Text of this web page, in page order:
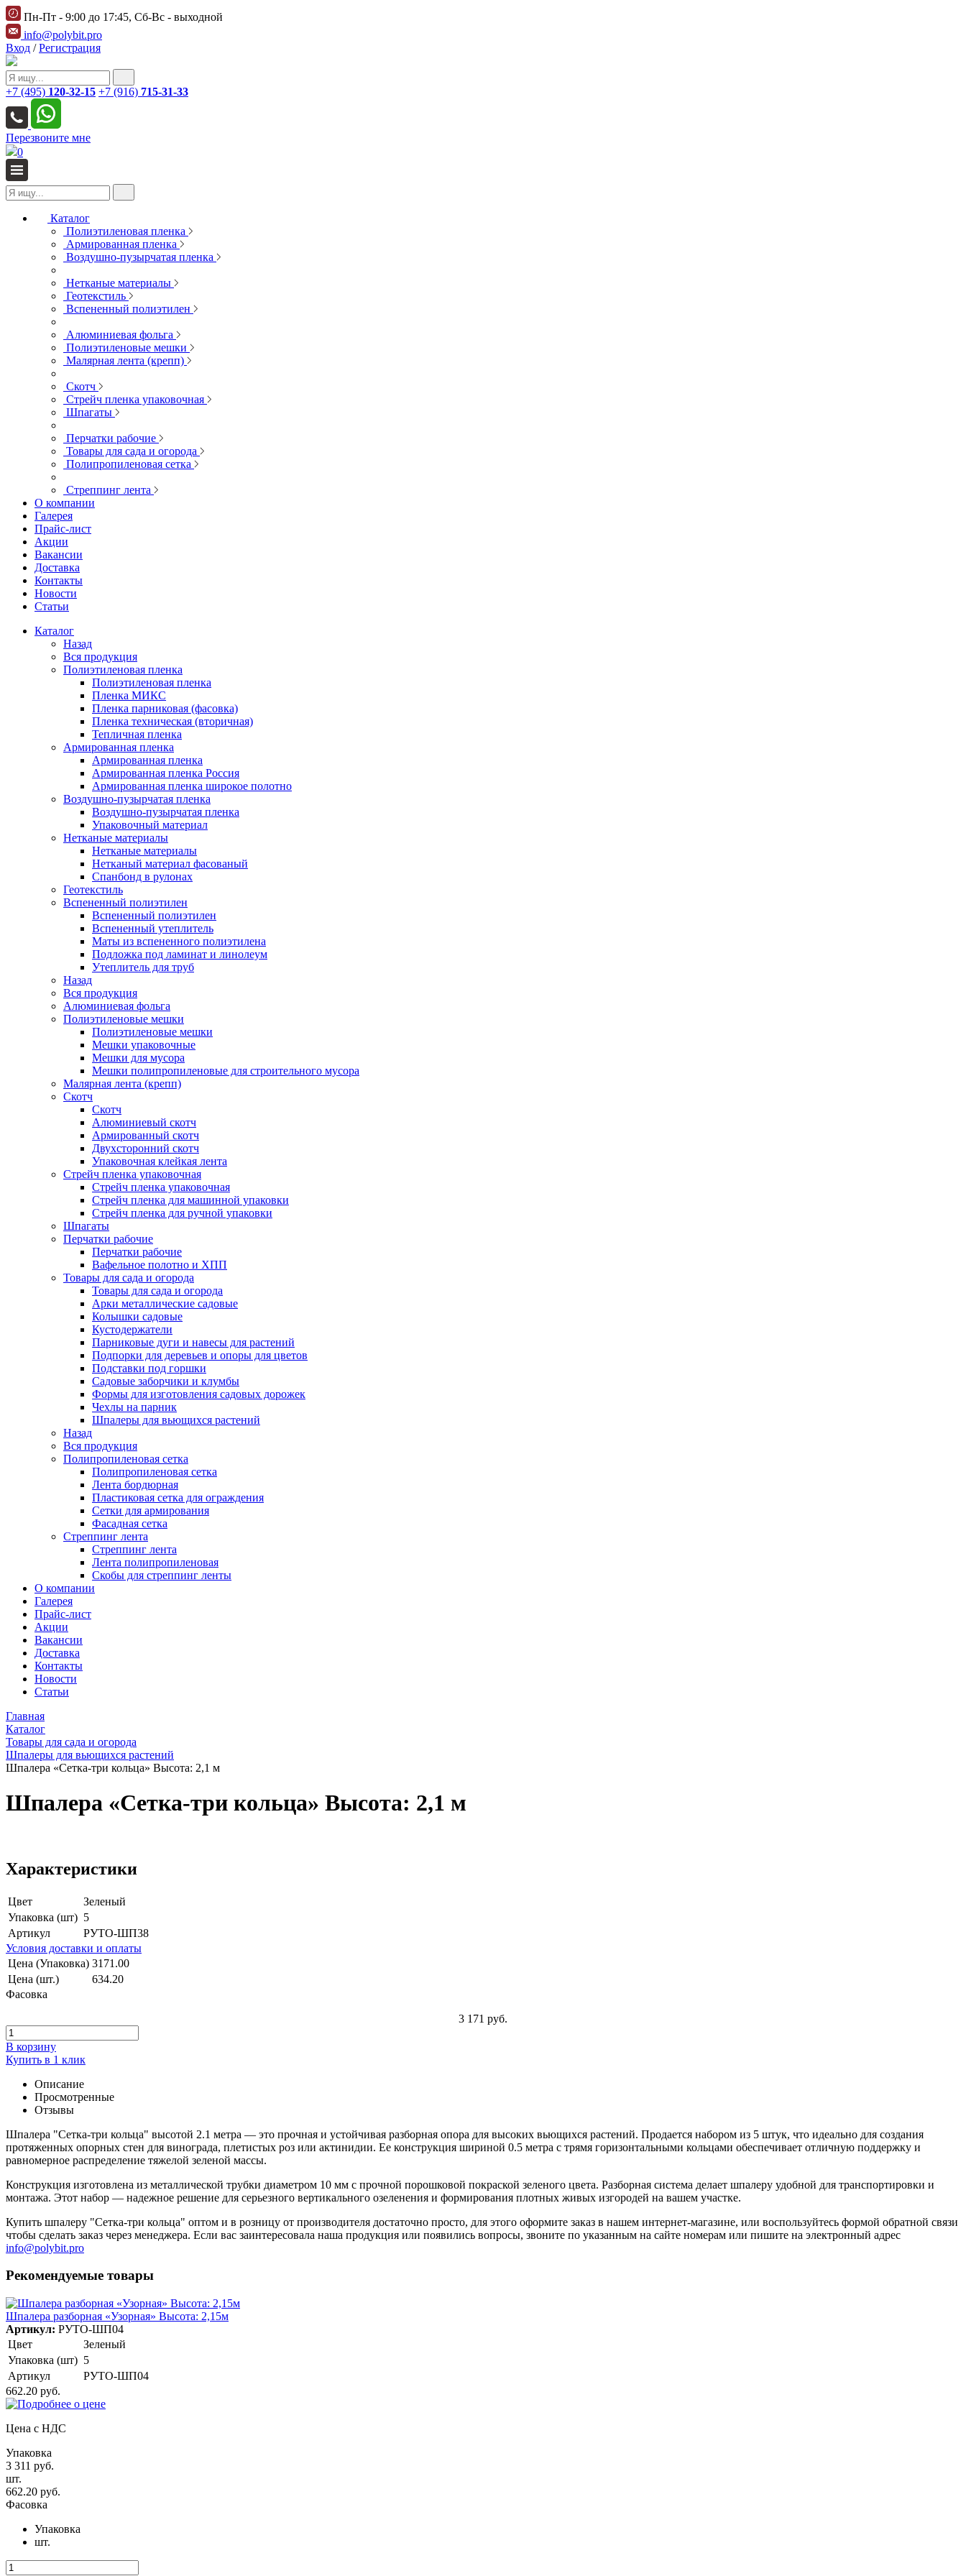
Пн-Пт - 9:00 до 17:45, Сб-Вс - выходной
info@polybit.pro
Вход /Регистрация
+7 (495) 120-32-15 +7 (916) 715-31-33
Перезвоните мне
0
Каталог
Полиэтиленовая пленка
Армированная пленка
Воздушно-пузырчатая пленка
Нетканые материалы
Геотекстиль
Вспененный полиэтилен
Алюминиевая фольга
Полиэтиленовые мешки
Малярная лента (крепп)
Скотч
Стрейч пленка упаковочная
Шпагаты
Перчатки рабочие
Товары для сада и огорода
Полипропиленовая сетка
Стреппинг лента
О компании
Галерея
Прайс-лист
Акции
Вакансии
Доставка
Контакты
Новости
Статьи
Каталог
Назад
Вся продукция
Полиэтиленовая пленка
Полиэтиленовая пленка
Пленка МИКС
Пленка парниковая (фасовка)
Пленка техническая (вторичная)
Тепличная пленка
Армированная пленка
Армированная пленка
Армированная пленка Россия
Армированная пленка широкое полотно
Воздушно-пузырчатая пленка
Воздушно-пузырчатая пленка
Упаковочный материал
Нетканые материалы
Нетканые материалы
Нетканый материал фасованый
Спанбонд в рулонах
Геотекстиль
Вспененный полиэтилен
Вспененный полиэтилен
Вспененный утеплитель
Маты из вспененного полиэтилена
Подложка под ламинат и линолеум
Утеплитель для труб
Назад
Вся продукция
Алюминиевая фольга
Полиэтиленовые мешки
Полиэтиленовые мешки
Мешки упаковочные
Мешки для мусора
Мешки полипропиленовые для строительного мусора
Малярная лента (крепп)
Скотч
Скотч
Алюминиевый скотч
Армированный скотч
Двухсторонний скотч
Упаковочная клейкая лента
Стрейч пленка упаковочная
Стрейч пленка упаковочная
Стрейч пленка для машинной упаковки
Стрейч пленка для ручной упаковки
Шпагаты
Перчатки рабочие
Перчатки рабочие
Вафельное полотно и ХПП
Товары для сада и огорода
Товары для сада и огорода
Арки металлические садовые
Колышки садовые
Кустодержатели
Парниковые дуги и навесы для растений
Подпорки для деревьев и опоры для цветов
Подставки под горшки
Садовые заборчики и клумбы
Формы для изготовления садовых дорожек
Чехлы на парник
Шпалеры для вьющихся растений
Назад
Вся продукция
Полипропиленовая сетка
Полипропиленовая сетка
Лента бордюрная
Пластиковая сетка для ограждения
Сетки для армирования
Фасадная сетка
Стреппинг лента
Стреппинг лента
Лента полипропиленовая
Скобы для стреппинг ленты
О компании
Галерея
Прайс-лист
Акции
Вакансии
Доставка
Контакты
Новости
Статьи
Главная
Каталог
Товары для сада и огорода
Шпалеры для вьющихся растений
Шпалера «Сетка-три кольца» Высота: 2,1 м
Шпалера «Сетка-три кольца» Высота: 2,1 м
Характеристики
Цвет
Зеленый
Упаковка (шт) 5
Артикул
РУТО-ШП38
Условия доставки и оплаты
Цена (Упаковка) 3171.00
Цена (шт.)
634.20
Фасовка
3 171 руб.
В корзину
Купить в 1 клик
Описание
Просмотренные
Отзывы
Шпалера "Сетка-три кольца" высотой 2.1 метра — это прочная и устойчивая разборная опора для высоких вьющихся растений. Продается набором из 5 штук, что идеально для создания
протяженных опорных стен для винограда, плетистых роз или актинидии. Ее конструкция шириной 0.5 метра с трямя горизонтальными кольцами обеспечивает отличную поддержку и
равномерное распределение тяжелой зеленой массы.
Конструкция изготовлена из металлической трубки диаметром 10 мм с прочной порошковой покраской зеленого цвета. Разборная система делает шпалеру удобной для транспортировки и
монтажа. Этот набор — надежное решение для серьезного вертикального озеленения и формирования плотных живых изгородей на вашем участке.
Купить шпалеру "Сетка-три кольца" оптом и в розницу от производителя достаточно просто, для этого оформите заказ в нашем интернет-магазине, или воспользуйтесь формой обратной связи
чтобы сделать заказ через менеджера. Если вас заинтересовала наша продукция или появились вопросы, звоните по указанным на сайте номерам или пишите на электронный адрес
info@polybit.pro
Рекомендуемые товары
Шпалера разборная «Узорная» Высота: 2,15м
Артикул: РУТО-ШП04
Цвет
Зеленый
Упаковка (шт) 5
Артикул
РУТО-ШП04
662.20 руб.
Цена с НДС
Упаковка
3 311 руб.
шт.
662.20 руб.
Фасовка
Упаковка
шт.